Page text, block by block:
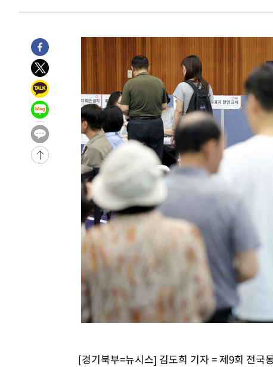
1시간 전 >백운산서 80년근 천종산삼 9뿌리 발견…감정가 1.3억원
2시간 전 >
2시간 전 >
여수 오동도 해상서 모터보트 전복…1명 사망·1명 실종
3시간 전 >
극한폭염 한풀 꺾이지만…'낮 최고 35도' 무더위, 열대야 계속[
날씨]
4시간 전 >
축구협회 "압수수색·성접대 논란 사과…쇄신의 기회로 삼겠다"
5시간 전 >
[속보]'압수수색·성접대 논란' 축구협회 "실망과 걱정 안겨드
8시간 전 >
'최고 37도' 폭염 지속…강원동해안 최대 150㎜ 비
10시간 전 >
[속보]뉴욕증시 상승 마감…S&P 0.6% 나스닥 1.3%↑
-23360초 전 >
이란 "호르무즈 재개방 합의 근접…美 배상 선행돼야"
[속보]與최고위원 제주·인천 순회경선…박선원·최민희·서
[속보]김민석, 與 전대 당원투표 누적 득표율 45.42%로 1
[속보]與 대표 경선 제주·인천 당원투표…金 47.75%·鄭
42.08%·宋 10.17%이강인 "아틀레티코 이적 기뻐…등번호 7번 의미보단 팀 위
[속보]與 당대표 경선, 제주·인천 권리당원 투표 김민석 승리
낮 최고 35도 '무더위'…동해안 시간당 30㎜ '강한 비'[내일
[속보]이강인 "감독님이 원하는 마음 느꼈고, 많은 트로피 원
수도권 40도 육박 '펄펄'…동해안 일부 지역엔 호의주의보
온열질환 사망자 3명 늘어…누적 환자 3000명 돌파
선재도서 해루질 나섰다 실종 60대, 닷새 만에 숨진 채 발견
[경기북부=뉴시스] 김도희 기자 = 제9회 전국